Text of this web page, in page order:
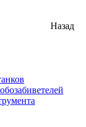
Назад